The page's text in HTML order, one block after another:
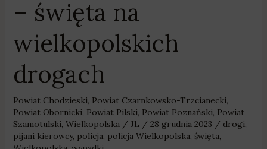
– święta na
wielkopolskich
drogach
Powiat Chodzieski Powiat Czarnkowsko-Trzcianecki
Powiat Obornicki Powiat Pilski Powiat Poznański Powiat
Szamotulski Wielkopolska / JL / 28 grudnia 2023 / drogi
pijani kierowcy, policja policja Wielkopolska święta